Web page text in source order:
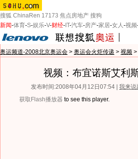
搜狐 ChinaRen 17173 焦点房地产 搜狗
新闻-体育-S-娱乐-V-财经- IT-汽车-房产-家居-女人-视频
奥运频道-2008北京奥运会 > 奥运会火炬传递 > 视频 >
视频：布宜诺斯艾利
发布时间:2008年04月12日07:54 | 我来说
获取Flash播放器 to see this player.